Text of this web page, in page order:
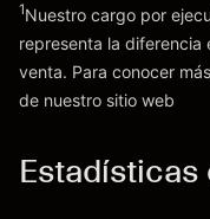
1Nuestro cargo por
representa la
venta. Para conocer
de nuestro sitio web
Estadísticas